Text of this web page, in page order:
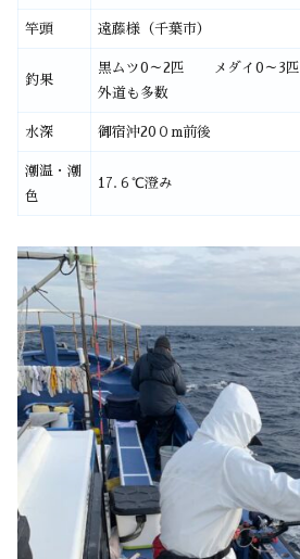
竿頭 遠藤様（千葉市）
釣果
黒ムツ0～2匹 メダイ0～3匹
外道も多数
水深 御宿沖20０m前後
潮温・潮
色
17.６℃澄み